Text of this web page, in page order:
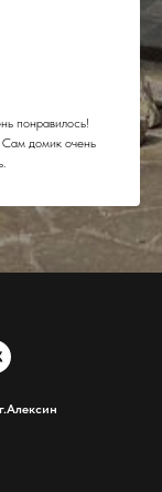
понравилось!
домик очень